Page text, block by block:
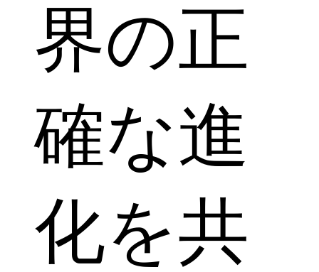
界の正
確な進
化を共